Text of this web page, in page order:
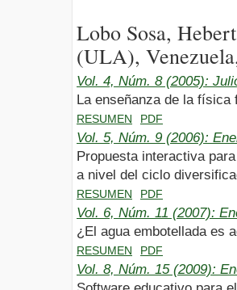
Lobo Sosa,
(ULA),
Vol. 4, Núm. 8 (2005):
La enseñanza de la física
RESUMEN PDF
Vol. 5, Núm. 9 (2006):
Propuesta interactiva
a nivel del ciclo
RESUMEN PDF
Vol. 6, Núm. 11 (2007):
¿El agua embotellada es
RESUMEN PDF
Vol. 8, Núm. 15 (2009):